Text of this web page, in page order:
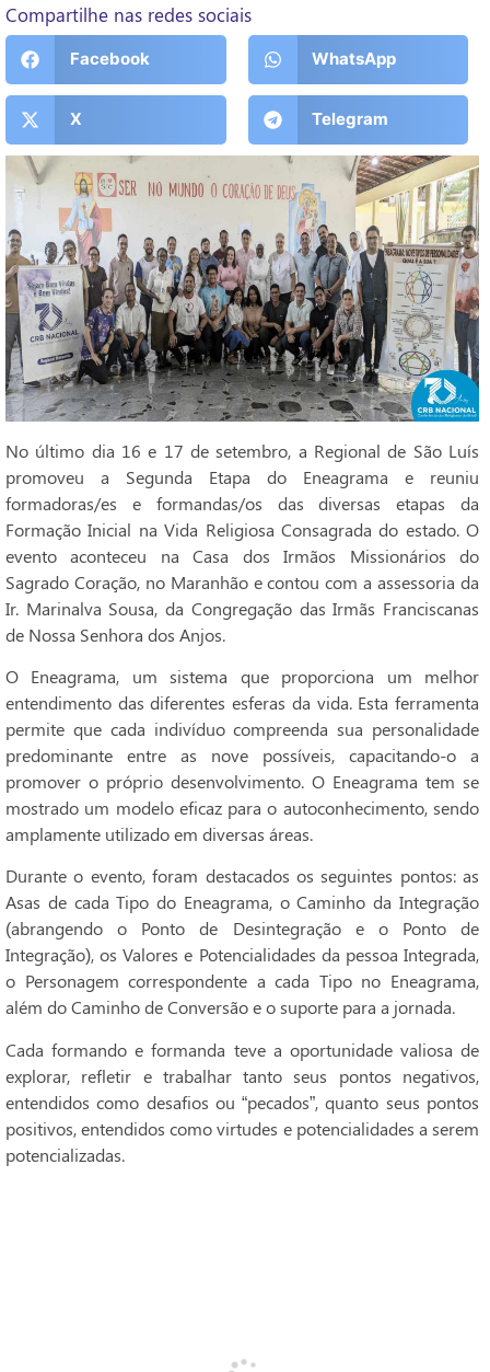
Compartilhe nas redes sociais
Facebook WhatsApp
X Telegram
No último dia 16 e 17 de setembro, a Regional de São Luís
promoveu a Segunda Etapa do Eneagrama e reuniu
formadoras/es e formandas/os das diversas etapas da
Formação Inicial na Vida Religiosa Consagrada do estado. O
evento aconteceu na Casa dos Irmãos Missionários do
Sagrado Coração, no Maranhão e contou com a assessoria da
Ir. Marinalva Sousa, da Congregação das Irmãs Franciscanas
de Nossa Senhora dos Anjos.
O Eneagrama, um sistema que proporciona um melhor
entendimento das diferentes esferas da vida. Esta ferramenta
permite que cada indivíduo compreenda sua personalidade
predominante entre as nove possíveis, capacitando-o a
promover o próprio desenvolvimento. O Eneagrama tem se
mostrado um modelo eficaz para o autoconhecimento, sendo
amplamente utilizado em diversas áreas.
Durante o evento, foram destacados os seguintes pontos: as
Asas de cada Tipo do Eneagrama, o Caminho da Integração
(abrangendo o Ponto de Desintegração e o Ponto de
Integração), os Valores e Potencialidades da pessoa Integrada,
o Personagem correspondente a cada Tipo no Eneagrama,
além do Caminho de Conversão e o suporte para a jornada.
Cada formando e formanda teve a oportunidade valiosa de
explorar, refletir e trabalhar tanto seus pontos negativos,
entendidos como desafios ou “pecados”, quanto seus pontos
positivos, entendidos como virtudes e potencialidades a serem
potencializadas.